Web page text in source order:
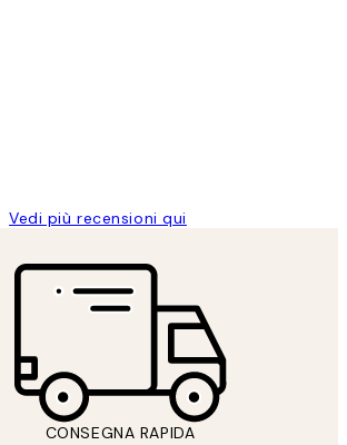
Vedi più recensioni qui
CONSEGNA RAPIDA